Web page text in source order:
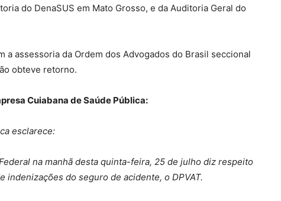
do DenaSUS em Mato Grosso, e da Auditoria Geral do
a assessoria da Ordem dos Advogados do Brasil seccional
obteve retorno.
Cuiabana de Saúde Pública:
esclarece:
na manhã desta quinta-feira, 25 de julho diz respeito
indenizações do seguro de acidente, o DPVAT.